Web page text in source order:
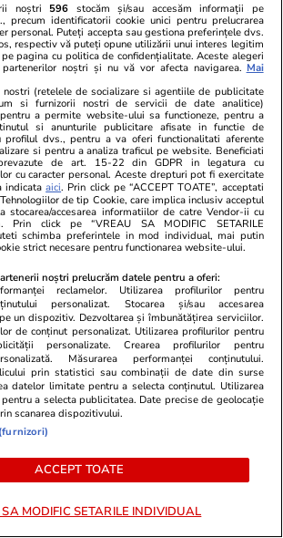
pe Janine Sârbu?
cu ce se ocupă acum
Adrian Sârbu și
mai apreciate
90. A fost
de Ministerul
Foto
Unica.ro
Mirabela
flancată de
aflat
de Apel
noștri 596 stocăm și/sau accesăm informații pe
precum identificatorii cookie unici pentru prelucrarea
personal. Puteți accepta sau gestiona preferințele dvs.
respectiv vă puteți opune utilizării unui interes legitim
pagina cu politica de confidențialitate. Aceste alegeri
noștri și nu vă vor afecta navigarea. Mai
(retelele de socializare si agentiile de publicitate
si furnizorii nostri de servicii de date analitice)
a permite website-ului sa functioneze, pentru a
si anunturile publicitare afisate in functie de
profilul dvs., pentru a va oferi functionalitati aferente
si pentru a analiza traficul pe website. Beneficiati
de art. 15-22 din GDPR in legatura cu
cu caracter personal. Aceste drepturi pot fi exercitate
indicataaici. Prin click pe “ACCEPT TOATE”, acceptati
de tip Cookie, care implica inclusiv acceptul
stocarea/accesarea informatiilor de catre Vendor-ii cu
Prin click pe “VREAU SA MODIFIC SETARILE
schimba preferintele in mod individual, mai putin
strict necesare pentru functionarea website-ului.
noștri prelucrăm datele pentru a oferi:
reclamelor. Utilizarea profilurilor pentru
personalizat. Stocarea și/sau accesarea
un dispozitiv. Dezvoltarea și îmbunătățirea serviciilor.
de conținut personalizat. Utilizarea profilurilor pentru
personalizate. Crearea profilurilor pentru
Măsurarea performanței conținutului.
prin statistici sau combinații de date din surse
datelor limitate pentru a selecta conținutul. Utilizarea
a selecta publicitatea. Date precise de geolocație
scanarea dispozitivului.
ACCEPT TOATE
MODIFIC SETARILE INDIVIDUAL